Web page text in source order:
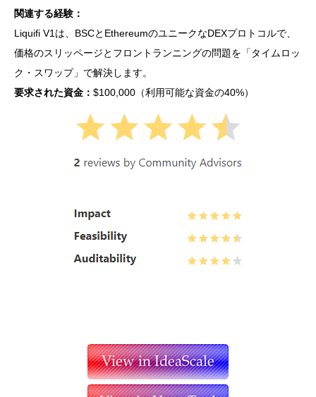
関連する経験：
Liquifi V1は、BSCとEthereumのユニークなDEXプロトコルで、
価格のスリッページとフロントランニングの問題を「タイムロッ
ク・スワップ」で解決します。
要求された資金： $100,000（利用可能な資金の40%）